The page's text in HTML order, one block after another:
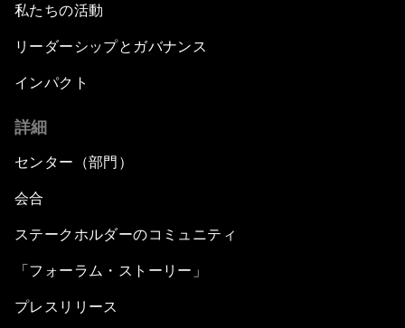
私たちの活動
リーダーシップとガバナンス
インパクト
詳細
センター（部門）
会合
ステークホルダーのコミュニティ
「フォーラム・ストーリー」
プレスリリース